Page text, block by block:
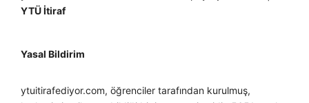
YTÜ İtiraf
Yasal Bildirim
ytuitirafediyor.com, öğrenciler tarafından kurulmuş,